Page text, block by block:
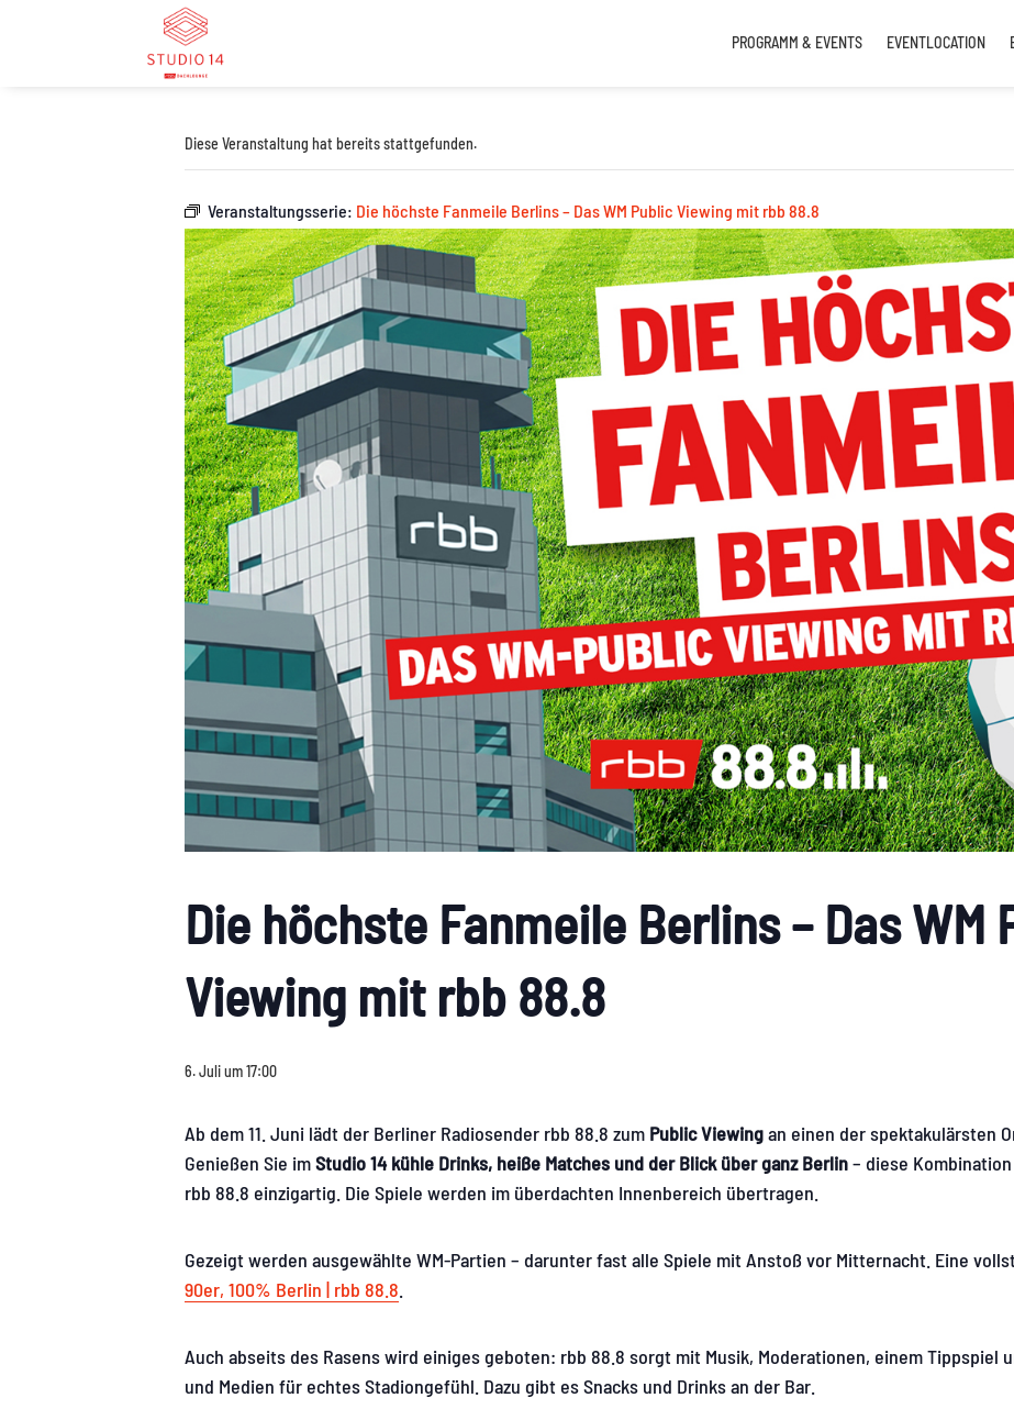
PROGRAMM & EVENTS EVENTLOCATION
Diese Veranstaltung hat bereits stattgefunden.
Veranstaltungsserie: Die höchste Fanmeile Berlins – Das WM Public Viewing mit rbb 88.8
Die höchste Fanmeile Berlins – Das WM
Viewing mit rbb 88.8
6. Juli um 17:00
Ab dem 11. Juni lädt der Berliner Radiosender rbb 88.8 zum Public Viewingan einen der spektakulärsten
Genießen Sie imStudio 14 kühle Drinks, heiße Matches und der Blick über ganz Berlin– diese
rbb 88.8 einzigartig. Die Spiele werden im überdachten Innenbereich übertragen.
Gezeigt werden ausgewählte WM-Partien – darunter fast alle Spiele mit Anstoß vor Mitternacht. Eine
90er, 100% Berlin | rbb 88.8
Auch abseits des Rasens wird einiges geboten: rbb 88.8 sorgt mit Musik, Moderationen, einem Tippspiel
und Medien für echtes Stadiongefühl. Dazu gibt es Snacks und Drinks an der Bar.